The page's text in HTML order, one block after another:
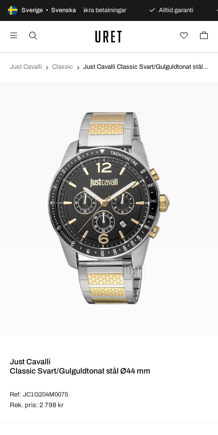
Sverige • Svenska
öppet köp Säkra betalningar Alltid garanti
Just Cavalli Classic Just Cavalli Classic Svart/Gulguldtonat stål Ø44 mm JC1G204M0075
Just Cavalli
Classic Svart/Gulguldtonat stål Ø44 mm
Ref: JC1G204M0075
Rek. pris: 2 798 kr